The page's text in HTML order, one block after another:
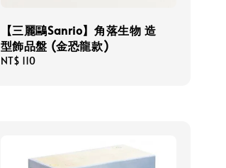
【三麗鷗Sanrio】角落生物 造
型飾品盤 (金恐龍款)
Regular
NT$ 110